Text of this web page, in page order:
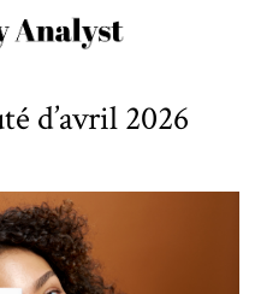
d’avril 2026